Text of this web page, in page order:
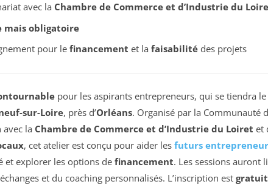
avec la Chambre de Commerce et d’Industrie du
mais obligatoire
pour lefinancement et la faisabilitédes projets
pour les aspirants entrepreneurs, qui se tiendra le
sur-Loire, près d’Orléans. Organisé par la Communauté
la Chambre de Commerce et d’Industrie du Loiret et
, cet atelier est conçu pour aider les futurs
et explorer les options de financement. Les sessions auront
et du coaching personnalisés. L’inscription est